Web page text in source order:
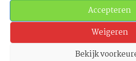
Accepteren
Weigeren
Bekijk
Contact opnemen
info@liberierasmi.nl
Oudlaan 50, 3062 PA